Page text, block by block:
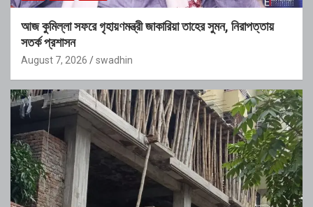
আজ কুমিল্লা সফরে গৃহায়ণমন্ত্রী জাকারিয়া তাহের সুমন, নিরাপত্তায়
সতর্ক প্রশাসন
August 7, 2026 swadhin